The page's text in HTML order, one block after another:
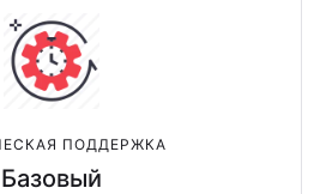
ПОДДЕРЖКА
Базовый